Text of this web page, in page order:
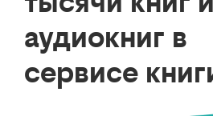
аудиокниг в
сервисе